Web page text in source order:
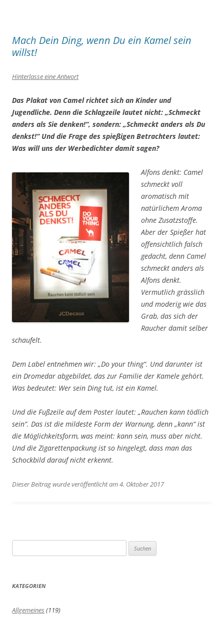
Mach Dein Ding, wenn Du ein Kamel sein
willst!
Hinterlasse eine Antwort
Das Plakat von Camel richtet sich an Kinder und
Jugendliche. Denn die Schlagzeile lautet nicht: „Schmeckt
anders als Sie denken!“, sondern: „Schmeckt anders als Du
denkst!“Und die Frage des spießigen Betrachters lautet:
Was will uns der Werbedichter damit sagen?
Alfons denkt: Camel
schmeckt voll
aromatisch mit
natürlichem Aroma
ohne Zusatzstoffe.
Aber der Spießer hat
offensichtlich falsch
gedacht, denn Camel
schmeckt anders als
Alfons denkt.
Vermutlich grässlich
und moderig wie das
Grab, das sich der
Raucher damit selber
schaufelt.
Dem Label entnehmen wir: „Do your thing“. Und darunter ist
ein Dromedar abgebildet, das zur Familie der Kamele gehört.
Was bedeutet: Wer sein Ding tut, ist ein Kamel.
Und die Fußzeile auf dem Poster lautet: „Rauchen kann tödlich
sein“. Das ist die mildeste Form der Warnung, denn „kann“ ist
die Möglichkeitsform, was meint: kann sein, muss aber nicht.
Und die Zigarettenpackung ist so hingelegt, dass man das
Schockbild darauf nicht erkennt.
Dieser Beitrag wurde veröffentlicht am 4. Oktober 2017
nach:
KATEGORIEN
Allgemeines (119)